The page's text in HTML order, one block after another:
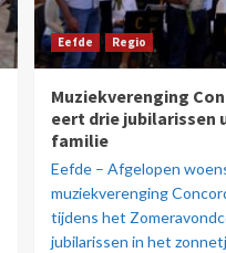
Eefde Regio
Muziekverenging
eert drie jubilarissen
familie
Eefde – Afgelopen
muziekverenging
tijdens het
jubilarissen in het